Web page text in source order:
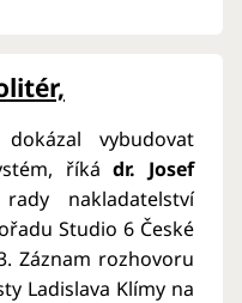
vybudovat
říkádr. Josef
nakladatelství
Studio 6 České
Záznam rozhovoru
Ladislava Klímy na